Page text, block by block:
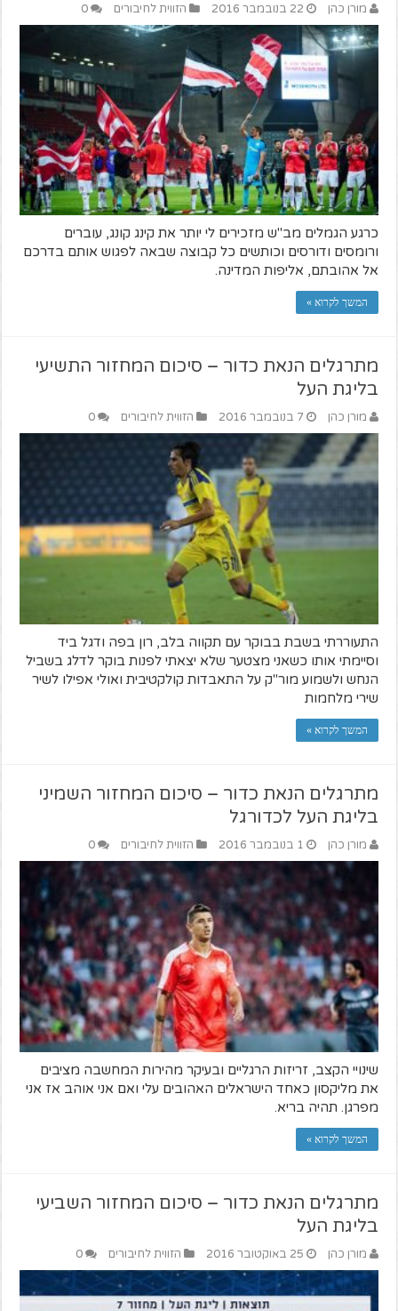
מורן כהן 22 בנובמבר 2016 הזווית לחיבורים 0
כרגע הגמלים מב"ש מזכירים לי יותר את קינג קונג, עוברים
ורומסים ודורסים וכותשים כל קבוצה שבאה לפגוש אותם בדרכם
אל אהובתם, אליפות המדינה.
המשך לקרוא »
מתרגלים הנאת כדור – סיכום המחזור התשיעי
בליגת העל
מורן כהן 7 בנובמבר 2016 הזווית לחיבורים 0
התעוררתי בשבת בבוקר עם תקווה בלב, רון בפה ודגל ביד
וסיימתי אותו כשאני מצטער שלא יצאתי לפנות בוקר לדלג בשביל
הנחש ולשמוע מור"ק על התאבדות קולקטיבית ואולי אפילו לשיר
שירי מלחמות
המשך לקרוא »
מתרגלים הנאת כדור – סיכום המחזור השמיני
בליגת העל לכדורגל
מורן כהן 1 בנובמבר 2016 הזווית לחיבורים 0
שינויי הקצב, זריזות הרגליים ובעיקר מהירות המחשבה מציבים
את מליקסון כאחד הישראלים האהובים עלי ואם אני אוהב אז אני
מפרגן. תהיה בריא.
המשך לקרוא »
מתרגלים הנאת כדור – סיכום המחזור השביעי
בליגת העל
מורן כהן 25 באוקטובר 2016 הזווית לחיבורים 0